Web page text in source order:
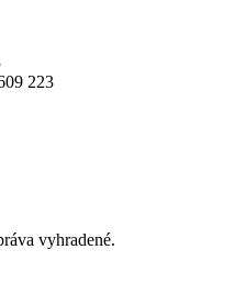
223
vyhradené.